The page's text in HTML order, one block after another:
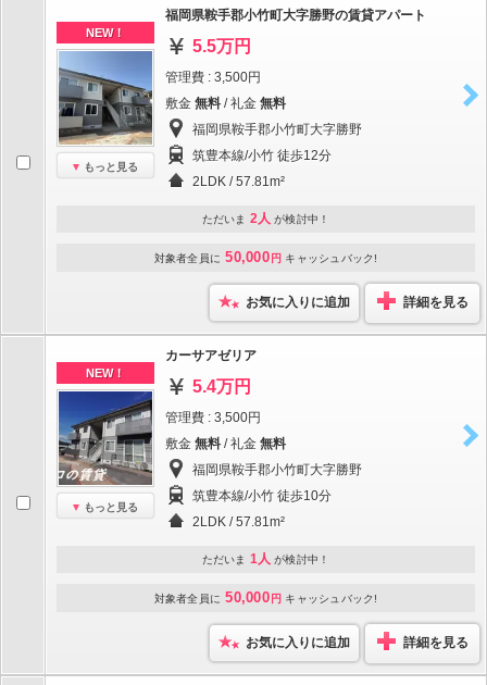
NEW！
もっと見る
福岡県鞍手郡小竹町大字勝野の賃貸アパート
5.5万円
管理費 : 3,500円
敷金 無料 / 礼金 無料
福岡県鞍手郡小竹町大字勝野
筑豊本線/小竹 徒歩12分
2LDK / 57.81m²
ただいま 2人 が検討中！
対象者全員に 50,000 円 キャッシュバック!
お気に入りに追加 詳細を見る
NEW！
もっと見る
カーサアゼリア
5.4万円
管理費 : 3,500円
敷金 無料 / 礼金 無料
福岡県鞍手郡小竹町大字勝野
筑豊本線/小竹 徒歩10分
2LDK / 57.81m²
ただいま 1人 が検討中！
対象者全員に 50,000 円 キャッシュバック!
お気に入りに追加 詳細を見る